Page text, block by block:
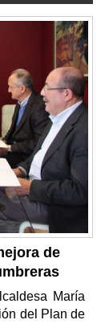
de
María
del Plan de